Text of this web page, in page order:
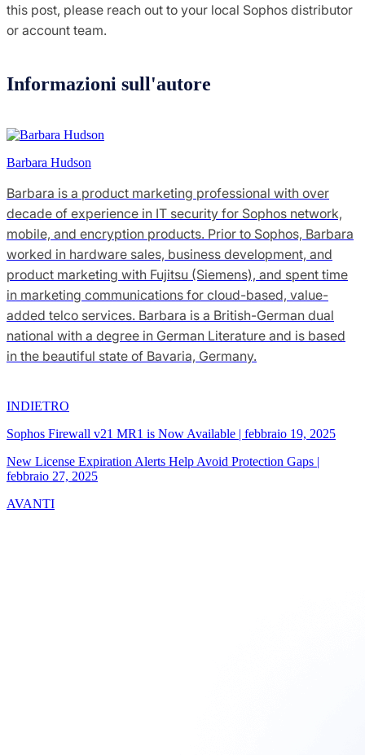
this post, please reach out to your local Sophos distributor
or account team.
Informazioni sull'autore
Barbara Hudson
Barbara is a product marketing professional with over
decade of experience in IT security for Sophos network,
mobile, and encryption products. Prior to Sophos, Barbara
worked in hardware sales, business development, and
product marketing with Fujitsu (Siemens), and spent time
in marketing communications for cloud-based, value-
added telco services. Barbara is a British-German dual
national with a degree in German Literature and is based
in the beautiful state of Bavaria, Germany.
INDIETRO
Sophos Firewall v21 MR1 is Now Available | febbraio 19, 2025
New License Expiration Alerts Help Avoid Protection Gaps |
febbraio 27, 2025
AVANTI